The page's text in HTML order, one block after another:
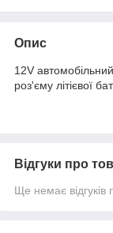
Опис
12V
роз'єму літієвої
Відгуки про
Ще немає відгуків